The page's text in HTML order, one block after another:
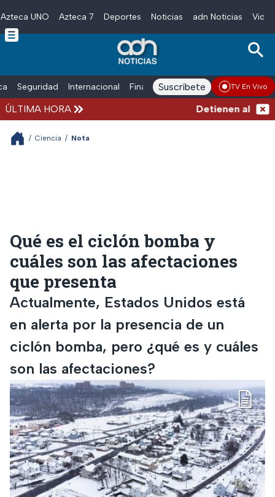
Skip to main content
Azteca UNO Azteca 7 Deportes Noticias adn Noticias
Seguridad Internacional Finanzas adn Noticias Radio
Suscríbete TV En Vivo
ÚLTIMA HORA Detienen al
/ Ciencia / Nota
Qué es el ciclón bomba y
cuáles son las afectaciones
que presenta
Actualmente, Estados Unidos está
en alerta por la presencia de un
ciclón bomba, pero ¿qué es y cuáles
son las afectaciones?